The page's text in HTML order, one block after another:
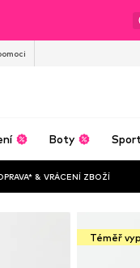
Boty Sport
& VRÁCENÍ ZBOŽÍ
Téměř